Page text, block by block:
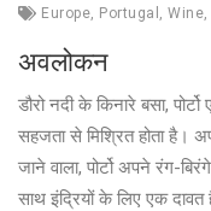
Europe Portugal Wine
अवलोकन
डौरो नदी के किनारे बसा,
सहजता से मिश्रित होता है।
जाने वाला, पोर्टो अपने रंग-
साथ इंद्रियों के लिए एक